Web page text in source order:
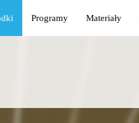
Programy Materiały